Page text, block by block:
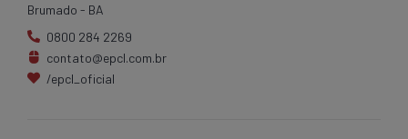
Brumado - BA
0800 284 2269
contato@epcl.com.br
/epcl_oficial